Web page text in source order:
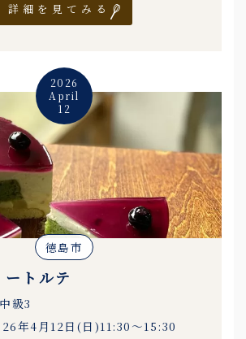
詳細を見てみる
2026
April
12
徳島市
ートルテ
級3
年4月12日(日)11:30〜15:30